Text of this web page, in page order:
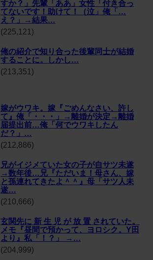
すか？」先輩「ああ」女性「付き合っ
てないです！助けて！（泣」俺「…
え？」→結果…
(225,121)
俺の紹介で知り合った後輩同士が結婚
することに。しかし…
(213,351)
嫁がウワキ。嫁『ごめんなさい、許し
て』俺「・・・」→離婚が決定→離婚
届提出前…俺「何でウワキしたん
だ？」…
(212,886)
兄がイジメていた女の子が自サツ未遂
→数年後…兄『ただいま！母さん、嫁
と孫連れてきたよ＾＾』母「サツ人未
遂…
(210,666)
玄関先に 新 生 児 が 放 置 されていた。
メモ『昼間で預かって、ヨロシク。Y田
より』私「！？」 →…
(204,999)